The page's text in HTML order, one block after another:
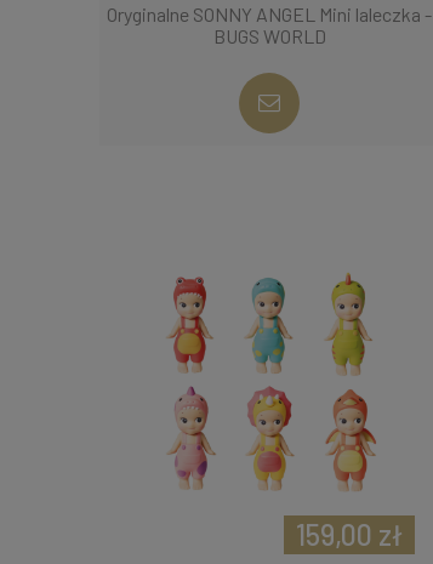
Oryginalne SONNY ANGEL Mini laleczka -
BUGS WORLD
159,00 zł